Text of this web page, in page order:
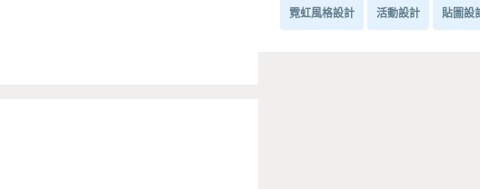
霓虹風格設計 活動設計 貼圖設